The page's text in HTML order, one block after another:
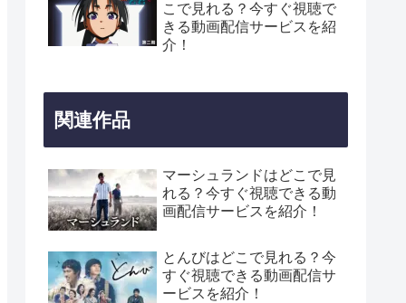
こで見れる？今すぐ視聴で
きる動画配信サービスを紹
介！
関連作品
マーシュランドはどこで見
れる？今すぐ視聴できる動
画配信サービスを紹介！
とんびはどこで見れる？今
すぐ視聴できる動画配信サ
ービスを紹介！